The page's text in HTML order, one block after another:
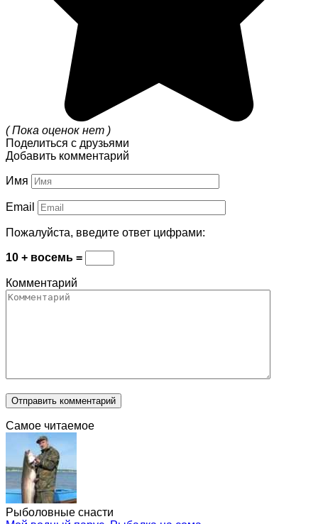
( Пока оценок нет )
Поделиться с друзьями
Добавить комментарий
Имя
Email
Пожалуйста, введите ответ цифрами:
10 + восемь =
Комментарий
Самое читаемое
Рыболовные снасти